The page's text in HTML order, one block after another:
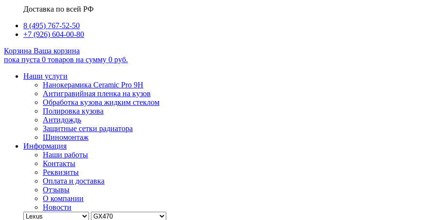
Доставка по всей РФ
8 (495) 767-52-50
+7 (926) 604-00-80
Корзина Ваша корзина
пока пуста 0 товаров на сумму 0 руб.
Наши услуги
Нанокерамика Ceramic Pro 9H
Антигравийная пленка на кузов
Обработка кузова жидким стеклом
Полировка кузова
Антидождь
Защитные сетки радиатора
Шиномонтаж
Информация
Наши работы
Контакты
Реквизиты
Оплата и доставка
Отзывы
О компании
Новости